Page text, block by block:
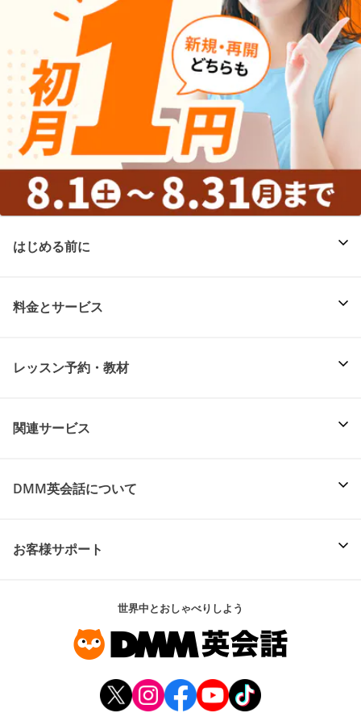
はじめる前に
料金とサービス
レッスン予約・教材
関連サービス
DMM英会話について
お客様サポート
世界中とおしゃべりしよう